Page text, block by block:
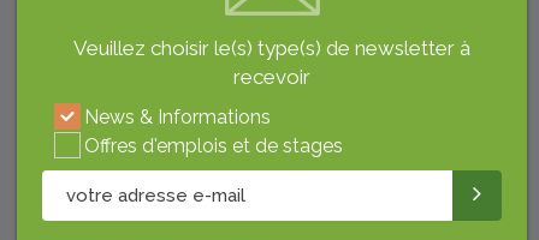
Derniers Articles
Veuillez choisir le(s) type(s) de newsletter à
recevoir
News & Informations
Offres d'emplois et de stages